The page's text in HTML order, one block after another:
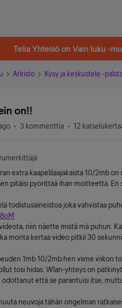
Telia Yhteisö on Vain luku -
Arkisto Kysy ja keskustele -
on!!
3 kommenttia 12
extra kaapelilaajakaista 10/2mb
pitäisi pyörittää ihan moitteetta.
todistusaineistoa joka vahvistaa
niin näette mistä mä puhun.
monta kertaa video pitkii 30
1mb 10/2mb:hen viime viikon
tosi hidas. Wlan-yhteys on
odottanut että se parantuisi itse,
neuvoja tähän ongelman